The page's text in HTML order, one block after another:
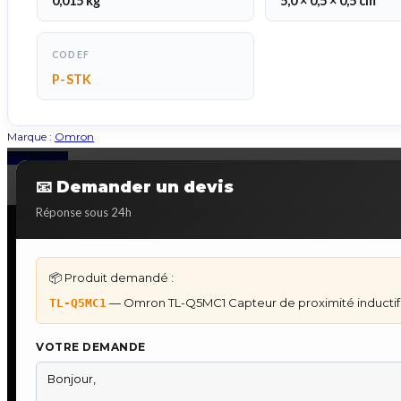
CODEF
P-STK
Marque : Omron
📧 Demander un devis
Réponse sous 24h
📦 Produit demandé :
TL-Q5MC1 — Omron TL-Q5MC1 Capteur de proximité inductif
VOTRE DEMANDE
Back to Top
DÉPANNAGE AUTOMATES
Dépannage Siemens S7
Dépannage Omron Sysmac
Dépannage Mitsubishi Melsec
IHM
IHM